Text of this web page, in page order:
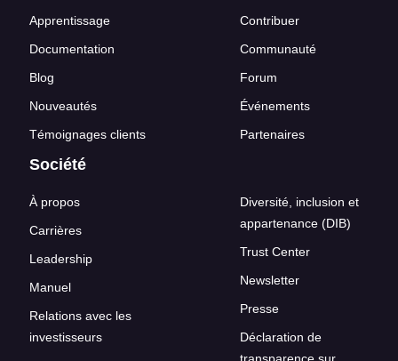
Apprentissage
Documentation
Blog
Nouveautés
Témoignages clients
Contribuer
Communauté
Forum
Événements
Partenaires
Société
À propos
Carrières
Leadership
Manuel
Relations avec les
investisseurs
Diversité, inclusion et
appartenance (DIB)
Trust Center
Newsletter
Presse
Déclaration de